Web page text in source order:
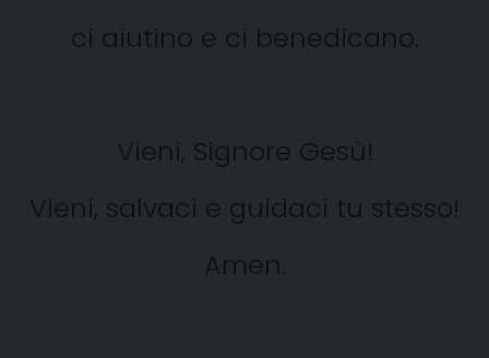
ci aiutino e ci benedicano.
Vieni, Signore Gesù!
Vieni, salvaci e guidaci tu stesso!
Amen.